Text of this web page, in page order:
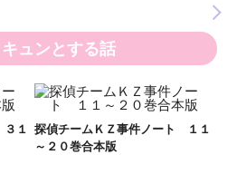
ュンとする話
１ 探偵チームＫＺ事件ノート １１
～２０巻合本版